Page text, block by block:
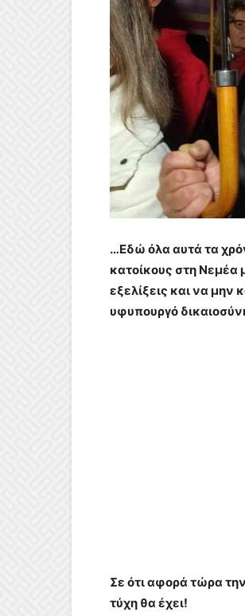
…Εδώ όλα αυτά τα
κατοίκους στη Νεμέα
εξελίξεις και να μην
υφυπουργό
Σε ότι αφορά τώρα
τύχη θα έχει!